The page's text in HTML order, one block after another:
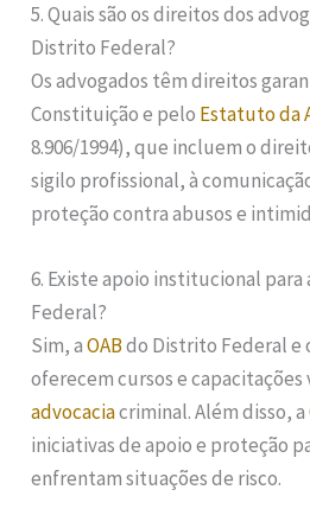
5. Quais são os direitos dos
Distrito Federal?
Os advogados têm direitos
Constituição e pelo Estatuto da
8.906/1994), que incluem o
sigilo profissional, à
proteção contra abusos e
6. Existe apoio institucional
Federal?
Sim, aOABdo Distrito Federal
oferecem cursos e capacitações
advocaciacriminal. Além disso, a
iniciativas de apoio e proteção
enfrentam situações de risco.